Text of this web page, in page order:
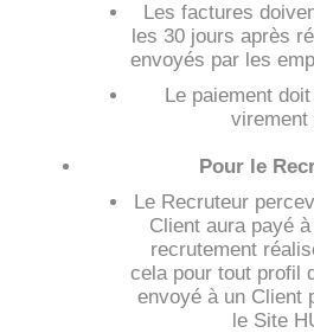
Les factures
les 30 jours après
envoyés par les
Le paiement
virement
Pour le
Le Recruteur
Client aura payé
recrutement
cela pour tout profil
envoyé à un Client
le Site